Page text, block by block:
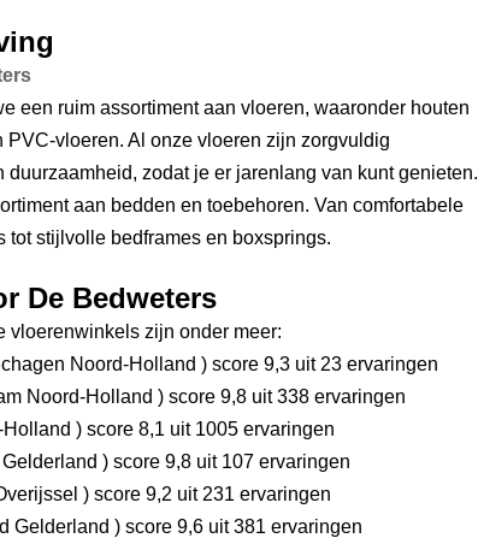
een ruim assortiment aan vloeren, waaronder houten
vloeren. Al onze vloeren zijn zorgvuldig
zodat je er jarenlang van kunt genieten.
aan bedden en toebehoren. Van comfortabele
tot stijlvolle bedframes en boxsprings.
De Bedweters
vloerenwinkels zijn onder meer:
Noord-Holland ) score 9,3 uit 23 ervaringen
Noord-Holland ) score 9,8 uit 338 ervaringen
) score 8,1 uit 1005 ervaringen
) score 9,8 uit 107 ervaringen
) score 9,2 uit 231 ervaringen
Gelderland ) score 9,6 uit 381 ervaringen